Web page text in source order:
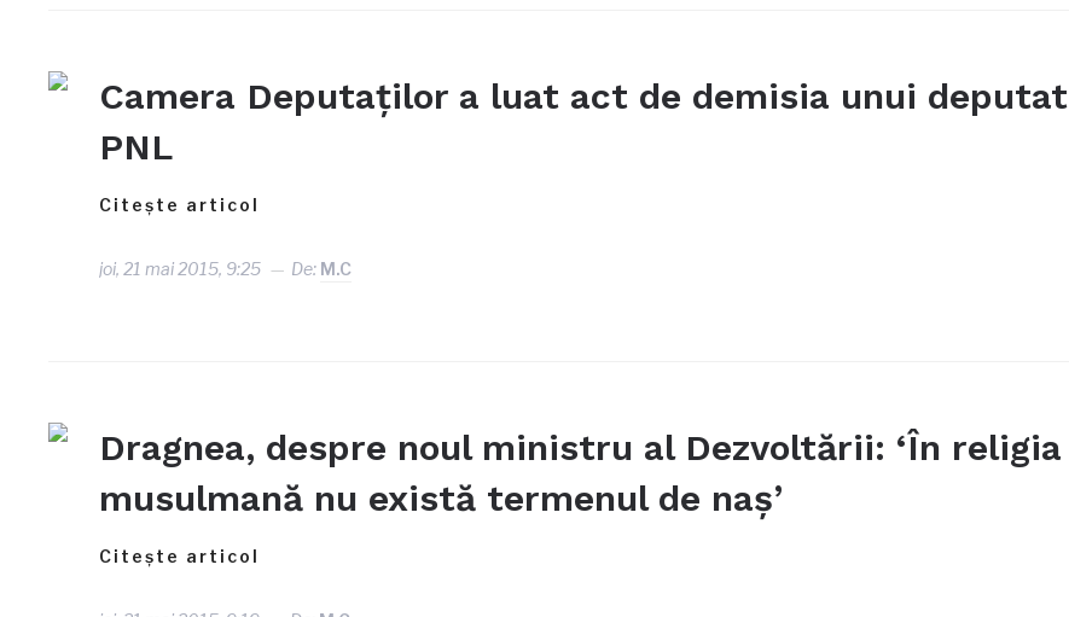
Camera Deputaților a luat act de demisia unui deputat
PNL
Citește articol
joi, 21 mai 2015, 9:25 De: M.C
Dragnea, despre noul ministru al Dezvoltării: ‘În religia
musulmană nu există termenul de naş’
Citește articol